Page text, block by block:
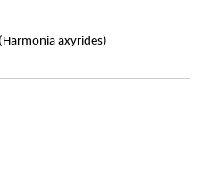
axyrides)